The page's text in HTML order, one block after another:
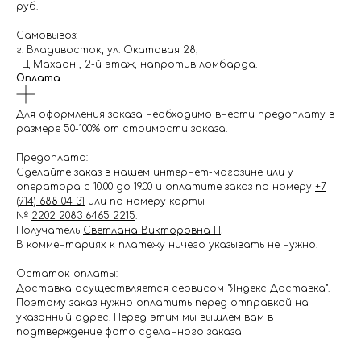
руб.
Самовывоз:
г. Владивосток, ул. Окатовая 28,
ТЦ Махаон , 2-й этаж, напротив ломбарда.
Оплата
Для оформления заказа необходимо внести предоплату в
размере 50-100% от стоимости заказа.
Предоплата:
Сделайте заказ в нашем интернет-магазине или у
оператора с 10.00 до 19.00 и оплатите заказ по номеру +7
(914) 688 04 31 или по номеру карты
№ 2202 2083 6465 2215.
Получатель Светлана Викторовна П .
В комментариях к платежу ничего указывать не нужно!
Остаток оплаты:
Доставка осуществляется сервисом "Яндекс Доставка".
Поэтому заказ нужно оплатить перед отправкой на
указанный адрес. Перед этим мы вышлем вам в
подтверждение фото сделанного заказа